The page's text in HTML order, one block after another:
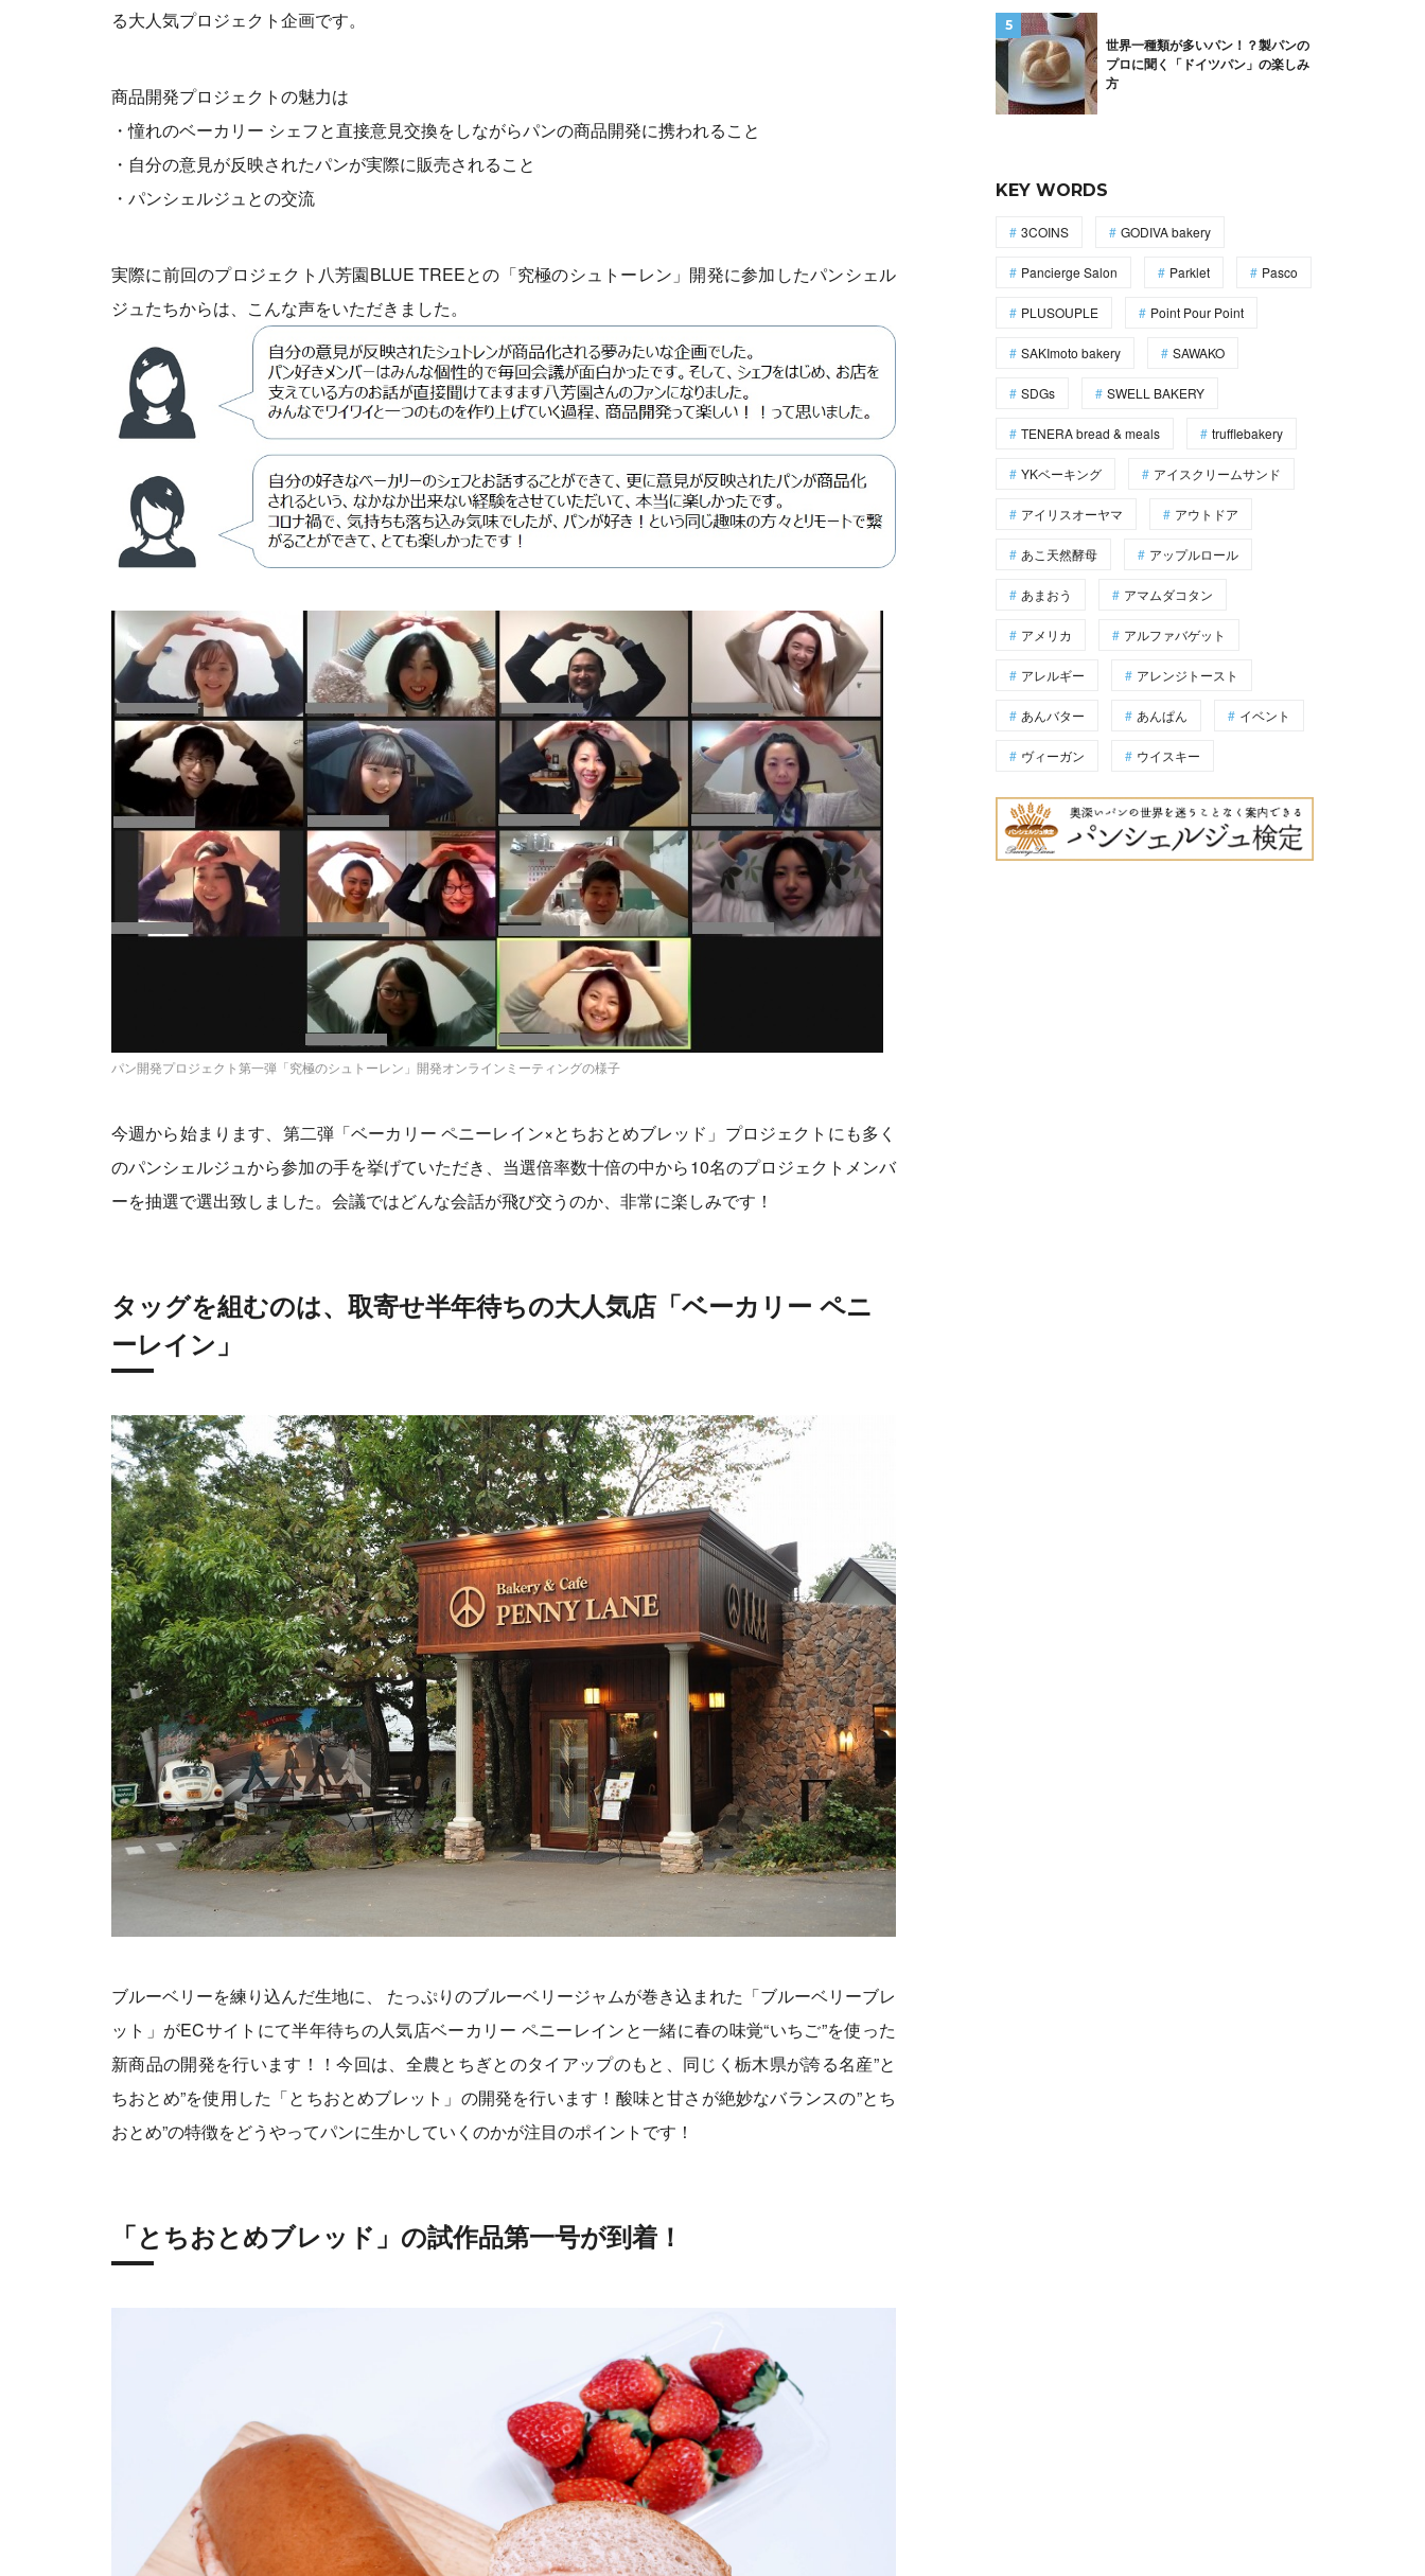
る大人気プロジェクト企画です。
商品開発プロジェクトの魅力は
・憧れのベーカリー シェフと直接意見交換をしながらパンの商品開発に携われること
・自分の意見が反映されたパンが実際に販売されること
・パンシェルジュとの交流
実際に前回のプロジェクト八芳園BLUE TREEとの「究極のシュトーレン」開発に参加したパンシェル
ジュたちからは、こんな声をいただきました。
パン開発プロジェクト第一弾「究極のシュトーレン」開発オンラインミーティングの様子
今週から始まります、第二弾「ベーカリー ペニーレイン×とちおとめブレッド」プロジェクトにも多く
のパンシェルジュから参加の手を挙げていただき、当選倍率数十倍の中から10名のプロジェクトメンバ
ーを抽選で選出致しました。会議ではどんな会話が飛び交うのか、非常に楽しみです！
タッグを組むのは、取寄せ半年待ちの大人気店「ベーカリー ペニ
ーレイン」
ブルーベリーを練り込んだ生地に、 たっぷりのブルーベリージャムが巻き込まれた「ブルーベリーブレ
ット」がECサイトにて半年待ちの人気店ベーカリー ペニーレインと一緒に春の味覚“いちご”を使った
新商品の開発を行います！！今回は、全農とちぎとのタイアップのもと、同じく栃木県が誇る名産”と
ちおとめ”を使用した「とちおとめブレット」の開発を行います！酸味と甘さが絶妙なバランスの”とち
おとめ”の特徴をどうやってパンに生かしていくのかが注目のポイントです！
「とちおとめブレッド」の試作品第一号が到着！
世界一種類が多いパン！？製パンの
プロに聞く「ドイツパン」の楽しみ
方
KEY WORDS
3COINS GODIVA bakery
Pancierge Salon Parklet Pasco
PLUSOUPLE Point Pour Point
SAKImoto bakery SAWAKO
SDGs SWELL BAKERY
TENERA bread & meals trufflebakery
YKベーキング アイスクリームサンド
アイリスオーヤマ アウトドア
あこ天然酵母 アップルロール
あまおう アマムダコタン
アメリカ アルファバゲット
アレルギー アレンジトースト
あんバター あんぱん イベント
ヴィーガン ウイスキー